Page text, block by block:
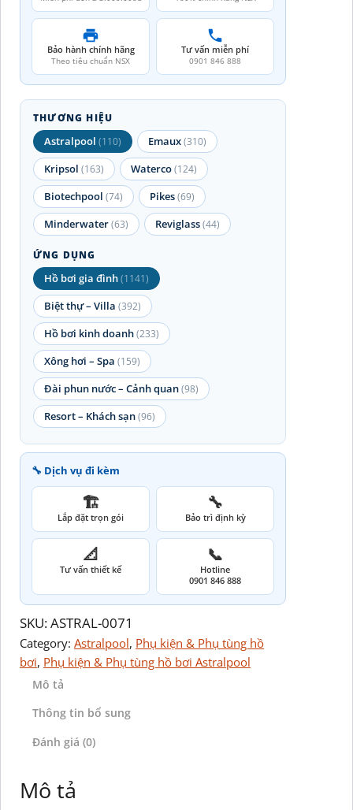
Bảo hành chính hãng
Theo tiêu chuẩn NSX
Tư vấn miễn phí
0901 846 888
THƯƠNG HIỆU
Astralpool (110) Emaux(310)
Kripsol (163) Waterco(124)
Biotechpool (74) Pikes(69)
Minderwater(63) Reviglass(44)
ỨNG DỤNG
Hồ bơi gia đình(1141)
Biệt thự – Villa (392)
Hồ bơi kinh doanh(233)
Xông hơi – Spa (159)
Đài phun nước – Cảnh quan(98)
Resort – Khách sạn(96)
🔧 Dịch vụ đi kèm
🏗️
Lắp đặt trọn gói
🔧
Bảo trì định kỳ
📐
Tư vấn thiết kế
📞
Hotline
0901 846 888
SKU:ASTRAL-0071
Category: Astralpool, Phụ kiện & Phụ tùng hồ
bơi, Phụ kiện & Phụ tùng hồ bơi Astralpool
Mô tả
Thông tin bổ sung
Đánh giá (0)
Mô tả